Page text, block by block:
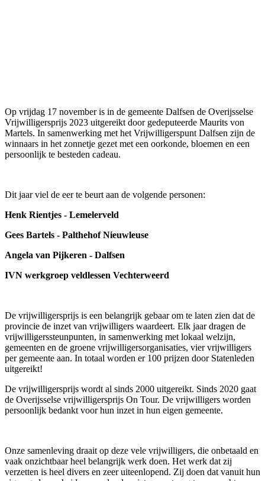
Op vrijdag 17 november is in de gemeente Dalfsen de Overijsselse
Vrijwilligersprijs 2023 uitgereikt door gedeputeerde Maurits von
Martels. In samenwerking met het Vrijwilligerspunt Dalfsen zijn de
winnaars in het zonnetje gezet met een oorkonde, bloemen en een
persoonlijk te besteden cadeau.
Dit jaar viel de eer te beurt aan de volgende personen:
Henk Rientjes - Lemelerveld
Gees Bartels - Palthehof Nieuwleuse
Angela van Pijkeren - Dalfsen
IVN werkgroep veldlessen Vechterweerd
De vrijwilligersprijs is een belangrijk gebaar om te laten zien dat de
provincie de inzet van vrijwilligers waardeert. Elk jaar dragen de
vrijwilligerssteunpunten, in samenwerking met lokaal welzijn,
gemeenten en de groene vrijwilligersorganisaties, vier vrijwilligers
per gemeente aan. In totaal worden er 100 prijzen door Statenleden
uitgereikt!
De vrijwilligersprijs wordt al sinds 2000 uitgereikt. Sinds 2020 gaat
de Overijsselse vrijwilligersprijs On Tour. De vrijwilligers worden
persoonlijk bedankt voor hun inzet in hun eigen gemeente.
Onze samenleving draait op deze vele vrijwilligers, die onbetaald en
vaak onzichtbaar heel belangrijk werk doen. Het werk dat zij
verzetten is heel divers en zeer uiteenlopend. Zij doen dat vanuit hun